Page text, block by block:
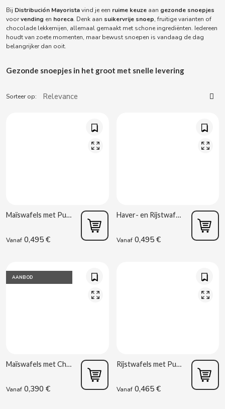
Sappen en smoothies
Zoute snacks
Spaanse torreznos groothandel
Cashewnoten groothandel
Masturbators
Vibrators
ABS
Vending Verbruiksartikelen
ADRIEN LASTIC
ASINEZ
B
Bij Distribución Mayoristavind je een ruime keuze aan gezonde snoepjes
voorvending en horeca. Denk aan suikervrije snoep, fruitige varianten of
chocolade lekkernijen, allemaal gemaakt met schone ingrediënten. Iedereen
houdt van zoete momenten, maar bewust snoepen is vandaag de dag
belangrijker dan ooit.
Gezonde snoepjes in het groot met snelle levering
Sorteer op:
Maïswafels met Pure Chocolade Zonder Toegevoegde Suikers Vitalday 100 g
Vanaf 0,495 €
Haver- en Rijstwafels Yoghurtsmaak & Framboos Vitalday 112,8 g (8x4x28,20 g)
Vanaf0,495 €
AANBOD
Maïswafels met Chocolade Vitalday 100 g
Vanaf 0,390 €
Rijstwafels met Pure Chocolade en Sinaasappel Vitalday 34,3 g
Vanaf0,465 €